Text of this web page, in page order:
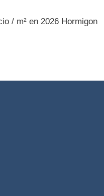
/ m² en 2026 Hormigon